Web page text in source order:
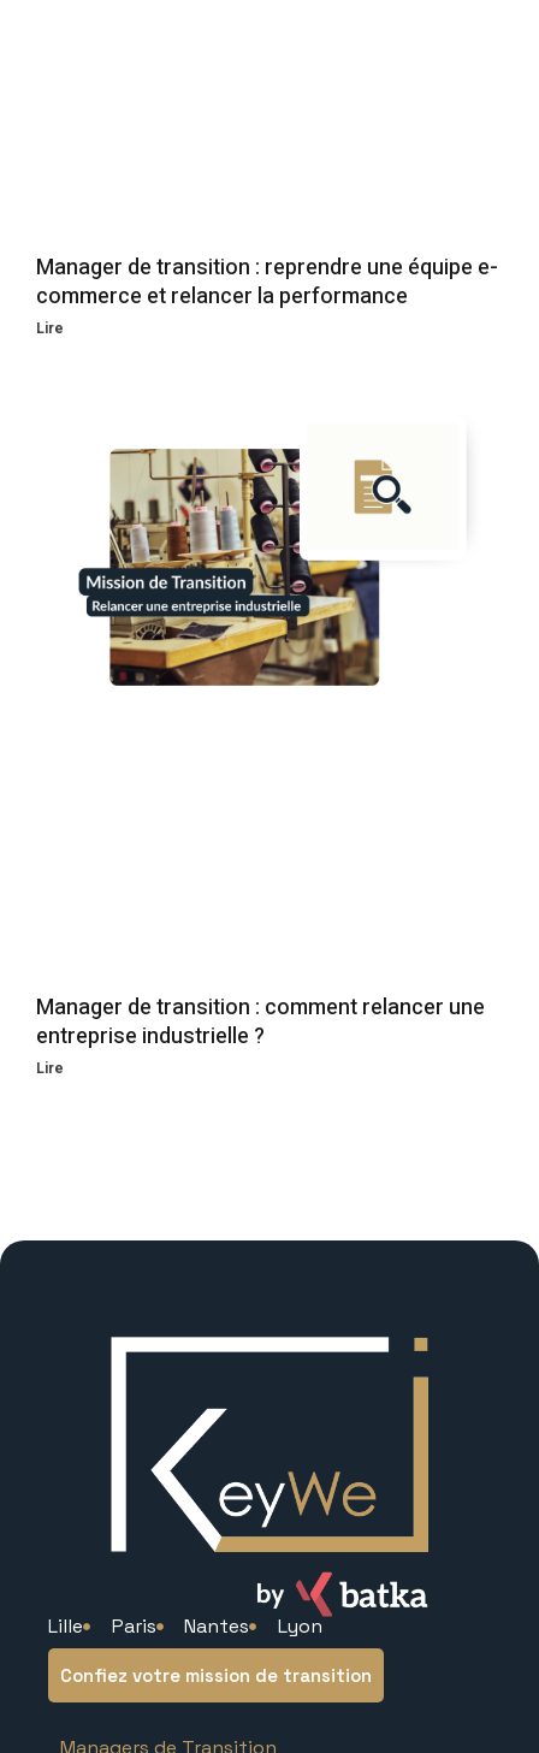
Manager de transition : reprendre une équipe e-
commerce et relancer la performance
Lire
Manager de transition : comment relancer une
entreprise industrielle ?
Lire
Lille Paris Nantes Lyon
Confiez votre mission de transition
Managers de Transition